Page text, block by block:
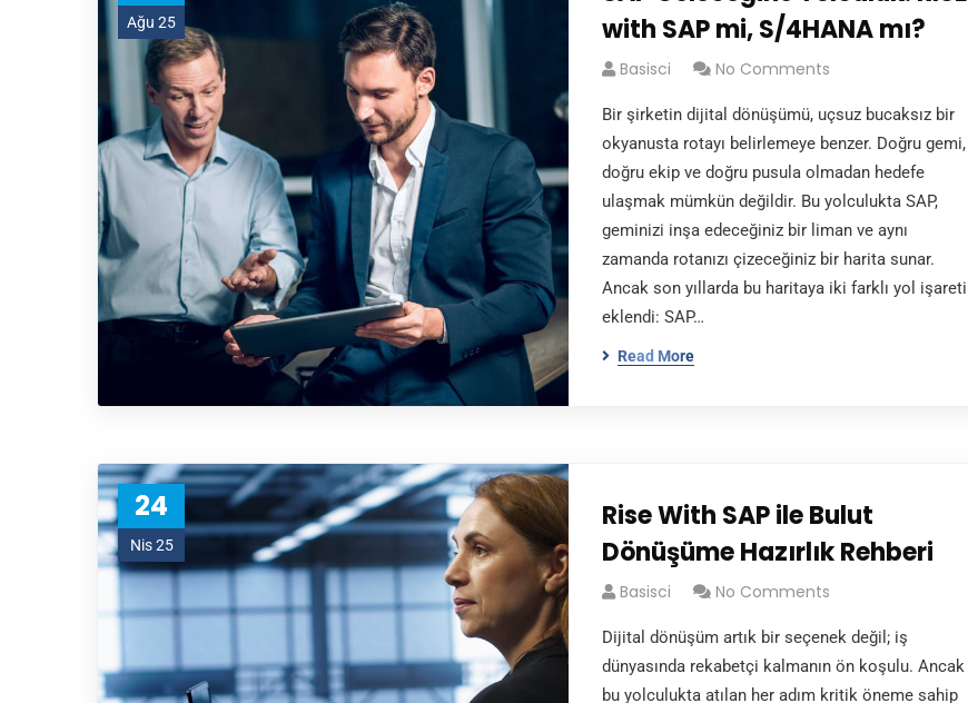
Ağu 25
with SAP mi, S/4HANA mı?
Basisci No Comments
Bir şirketin dijital dönüşümü, uçsuz bucaksız bir
okyanusta rotayı belirlemeye benzer. Doğru gemi,
doğru ekip ve doğru pusula olmadan hedefe
ulaşmak mümkün değildir. Bu yolculukta SAP,
geminizi inşa edeceğiniz bir liman ve aynı
zamanda rotanızı çizeceğiniz bir harita sunar.
Ancak son yıllarda bu haritaya iki farklı yol işareti
eklendi: SAP…
Read More
24
Nis 25
Rise With SAP ile Bulut
Dönüşüme Hazırlık Rehberi
Basisci No Comments
Dijital dönüşüm artık bir seçenek değil; iş
dünyasında rekabetçi kalmanın ön koşulu. Ancak
bu yolculukta atılan her adım kritik öneme sahip